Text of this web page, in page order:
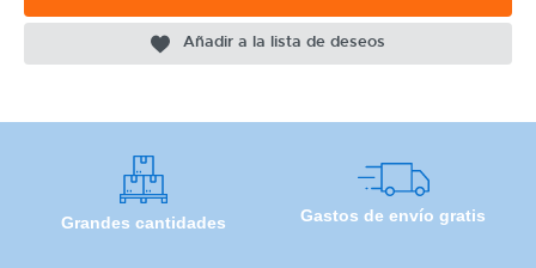
Añadir a la lista de deseos
Grandes cantidades Gastos de envío gratis
NOMBRE
MODELO